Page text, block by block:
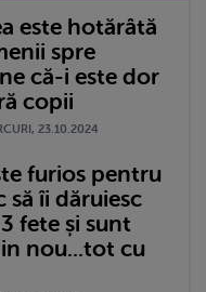
este hotărâtă
spre
că-i este dor
copii
23.10.2024
furios pentru
să îi dăruiesc
fete și sunt
nou...tot cu